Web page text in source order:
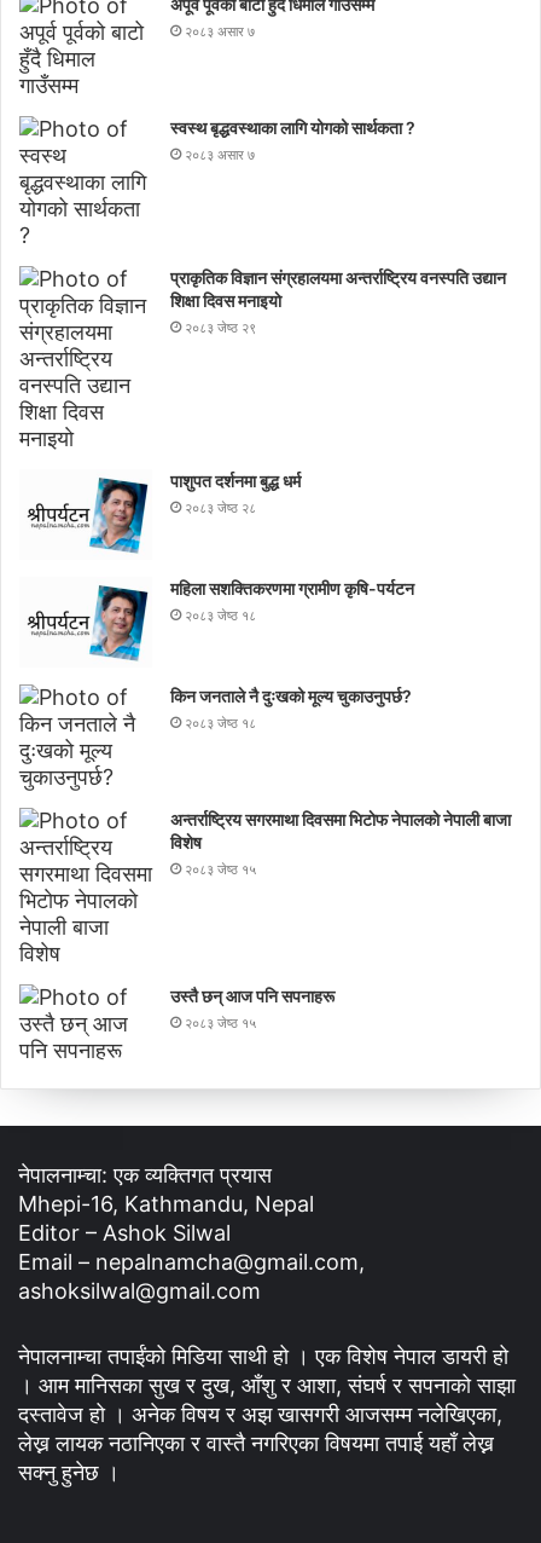
अपूर्व पूर्वको बाटो हुँदै धिमाल गाउँसम्म
२०८३ असार ७
स्वस्थ बृद्धवस्थाका लागि योगको सार्थकता ?
२०८३ असार ७
प्राकृतिक विज्ञान संग्रहालयमा अन्तर्राष्ट्रिय वनस्पति उद्यान
शिक्षा दिवस मनाइयाे
२०८३ जेष्ठ २९
पाशुपत दर्शनमा बुद्ध धर्म​
२०८३ जेष्ठ २८
महिला सशक्तिकरणमा ग्रामीण कृषि-पर्यटन
२०८३ जेष्ठ १८
किन जनताले नै दुःखको मूल्य चुकाउनुपर्छ?
२०८३ जेष्ठ १८
अन्तर्राष्ट्रिय सगरमाथा दिवसमा भिटाेफ नेपालकाे नेपाली बाजा
विशेष
२०८३ जेष्ठ १५
उस्तै छन् आज पनि सपनाहरू
२०८३ जेष्ठ १५
नेपालनाम्चा: एक व्यक्तिगत प्रयास
Mhepi-16, Kathmandu, Nepal
Editor – Ashok Silwal
Email – nepalnamcha@gmail.com,
ashoksilwal@gmail.com
नेपालनाम्चा तपाईंको मिडिया साथी हो । एक विशेष नेपाल डायरी हो
। आम मानिसका सुख र दुख, आँशु र आशा, संघर्ष र सपनाको साझा
दस्तावेज हो । अनेक विषय र अझ खासगरी आजसम्म नलेखिएका,
लेख्न लायक नठानिएका र वास्तै नगरिएका विषयमा तपाई यहाँ लेख्न
सक्नु हुनेछ ।